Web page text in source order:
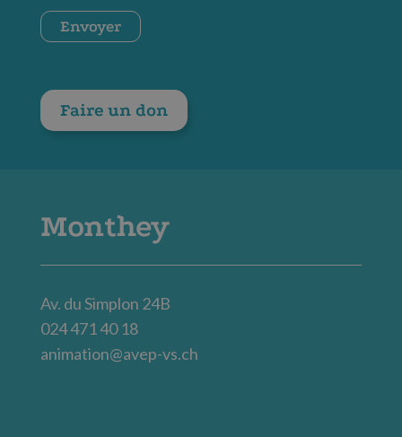
CAPTCHA
Envoyer
Faire un don
Monthey
Av. du Simplon 24B
024 471 40 18
animation@avep-vs.ch